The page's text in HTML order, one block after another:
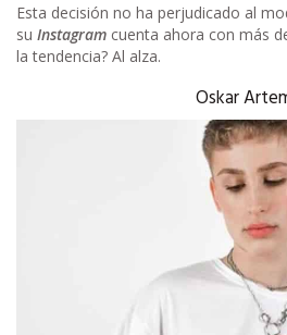
Esta decisión no ha perjudicado al
su Instagram cuenta ahora con más
la tendencia? Al alza.
Oskar